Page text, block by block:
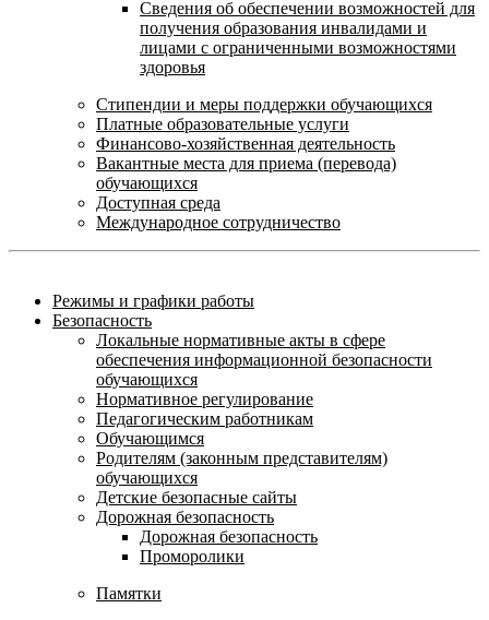
Сведения об обеспечении возможностей для
получения образования инвалидами и
лицами с ограниченными возможностями
здоровья
Стипендии и меры поддержки обучающихся
Платные образовательные услуги
Финансово-хозяйственная деятельность
Вакантные места для приема (перевода)
обучающихся
Доступная среда
Международное сотрудничество
Режимы и графики работы
Безопасность
Локальные нормативные акты в сфере
обеспечения информационной безопасности
обучающихся
Нормативное регулирование
Педагогическим работникам
Обучающимся
Родителям (законным представителям)
обучающихся
Детские безопасные сайты
Дорожная безопасность
Дорожная безопасность
Проморолики
Памятки